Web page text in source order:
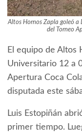
Altos Hornos Zapla goleó
del Torneo
El equipo de Altos
Universitario 12 a
Apertura Coca
disputada este
Luis Estopiñán
primer tiempo.